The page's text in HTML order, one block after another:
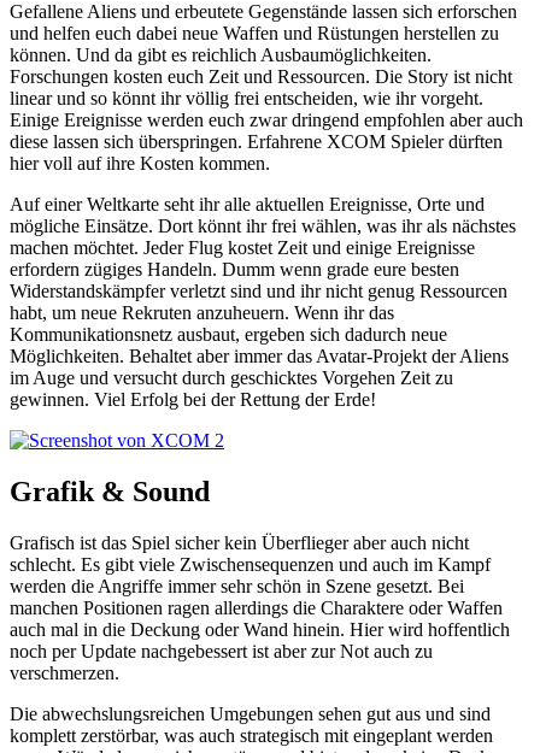
Gefallene Aliens und erbeutete Gegenstände lassen sich erforschen
und helfen euch dabei neue Waffen und Rüstungen herstellen zu
können. Und da gibt es reichlich Ausbaumöglichkeiten.
Forschungen kosten euch Zeit und Ressourcen. Die Story ist nicht
linear und so könnt ihr völlig frei entscheiden, wie ihr vorgeht.
Einige Ereignisse werden euch zwar dringend empfohlen aber auch
diese lassen sich überspringen. Erfahrene XCOM Spieler dürften
hier voll auf ihre Kosten kommen.
Auf einer Weltkarte seht ihr alle aktuellen Ereignisse, Orte und
mögliche Einsätze. Dort könnt ihr frei wählen, was ihr als nächstes
machen möchtet. Jeder Flug kostet Zeit und einige Ereignisse
erfordern zügiges Handeln. Dumm wenn grade eure besten
Widerstandskämpfer verletzt sind und ihr nicht genug Ressourcen
habt, um neue Rekruten anzuheuern. Wenn ihr das
Kommunikationsnetz ausbaut, ergeben sich dadurch neue
Möglichkeiten. Behaltet aber immer das Avatar-Projekt der Aliens
im Auge und versucht durch geschicktes Vorgehen Zeit zu
gewinnen. Viel Erfolg bei der Rettung der Erde!
Grafik & Sound
Grafisch ist das Spiel sicher kein Überflieger aber auch nicht
schlecht. Es gibt viele Zwischensequenzen und auch im Kampf
werden die Angriffe immer sehr schön in Szene gesetzt. Bei
manchen Positionen ragen allerdings die Charaktere oder Waffen
auch mal in die Deckung oder Wand hinein. Hier wird hoffentlich
noch per Update nachgebessert ist aber zur Not auch zu
verschmerzen.
Die abwechslungsreichen Umgebungen sehen gut aus und sind
komplett zerstörbar, was auch strategisch mit eingeplant werden